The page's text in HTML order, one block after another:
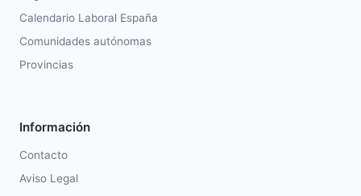
Calendario Laboral España
Comunidades autónomas
Provincias
Información
Contacto
Aviso Legal